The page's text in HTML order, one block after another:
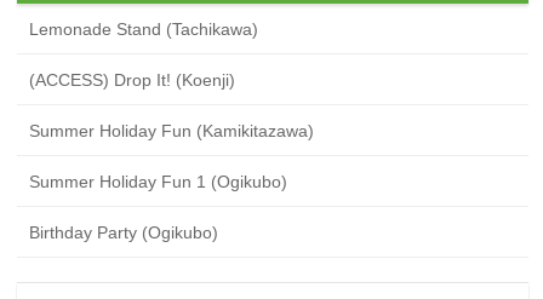
Lemonade Stand (Tachikawa)
(ACCESS) Drop It! (Koenji)
Summer Holiday Fun (Kamikitazawa)
Summer Holiday Fun 1 (Ogikubo)
Birthday Party (Ogikubo)